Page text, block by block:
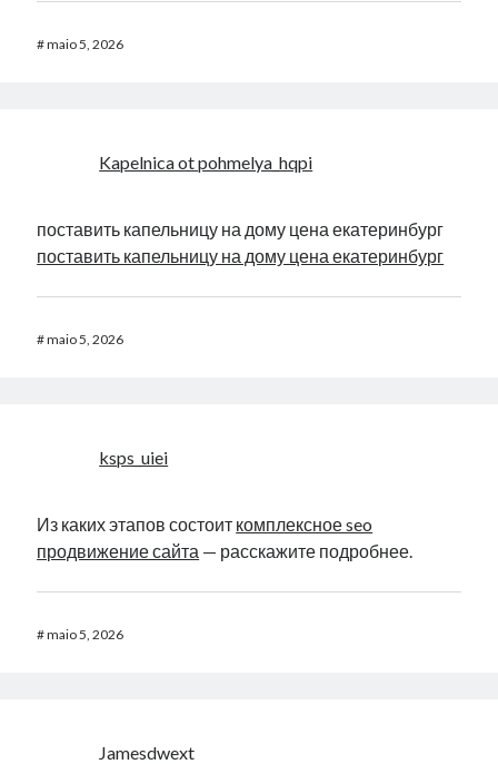
Bits.
#maio 5, 2026
Kapelnica ot pohmelya_hqpi
поставить капельницу на дому цена екатеринбург
поставить капельницу на дому цена екатеринбург
#maio 5, 2026
ksps_uiei
Из каких этапов состоит комплексное seo
продвижение сайта — расскажите подробнее.
#maio 5, 2026
Jamesdwext